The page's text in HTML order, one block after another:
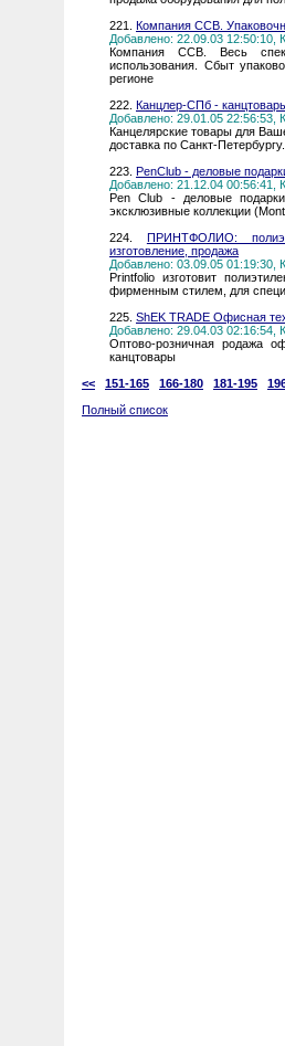
221. Компания ССВ.
Добавлено: 22.09.03 12:50:10,
Компания ССВ. Весь
использования. Сбыт
регионе
222. Канцлер-СПб -
Добавлено: 29.01.05 22:56:53,
Канцелярские товары для
доставка по Санкт-Петербургу.
223. PenClub - деловые
Добавлено: 21.12.04 00:56:41,
Pen Club - деловые
эксклюзивные коллекции
224. ПРИНТФОЛИО:
изготовление, продажа
Добавлено: 03.09.05 01:19:30,
Printfolio изготовит
фирменным стилем, для
225. ShEK TRADE Офисная
Добавлено: 29.04.03 02:16:54,
Оптово-розничная родажа
канцтовары
<<
151-165 166-180 181-195
Полный список